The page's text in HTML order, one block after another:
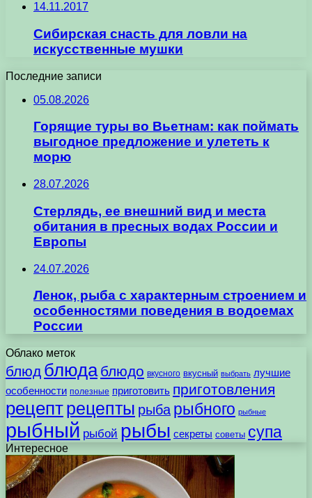
14.11.2017
Сибирская снасть для ловли на
искусственные мушки
Последние записи
05.08.2026
Горящие туры во Вьетнам: как поймать
выгодное предложение и улететь к
морю
28.07.2026
Стерлядь, ее внешний вид и места
обитания в пресных водах России и
Европы
24.07.2026
Ленок, рыба с характерным строением и
особенностями поведения в водоемах
России
Облако меток
блюд блюда блюдо вкусного вкусный выбрать лучшие
особенности полезные приготовить приготовления
рецептрецепты рыба рыбного рыбные
рыбный рыбой рыбы секреты советы супа
Интересное